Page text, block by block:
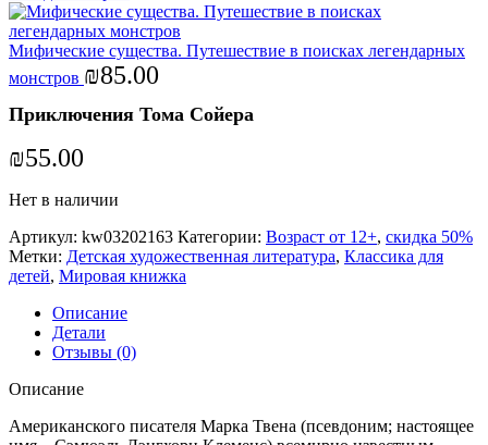
Мифические существа. Путешествие в поисках легендарных
монстров ₪85.00
Приключения Тома Сойера
₪55.00
Нет в наличии
Артикул: kw03202163 Категории: Возраст от 12+, скидка 50%
Метки: Детская художественная литература, Классика для
детей, Мировая книжка
Описание
Детали
Отзывы (0)
Описание
Американского писателя Марка Твена (псевдоним; настоящее